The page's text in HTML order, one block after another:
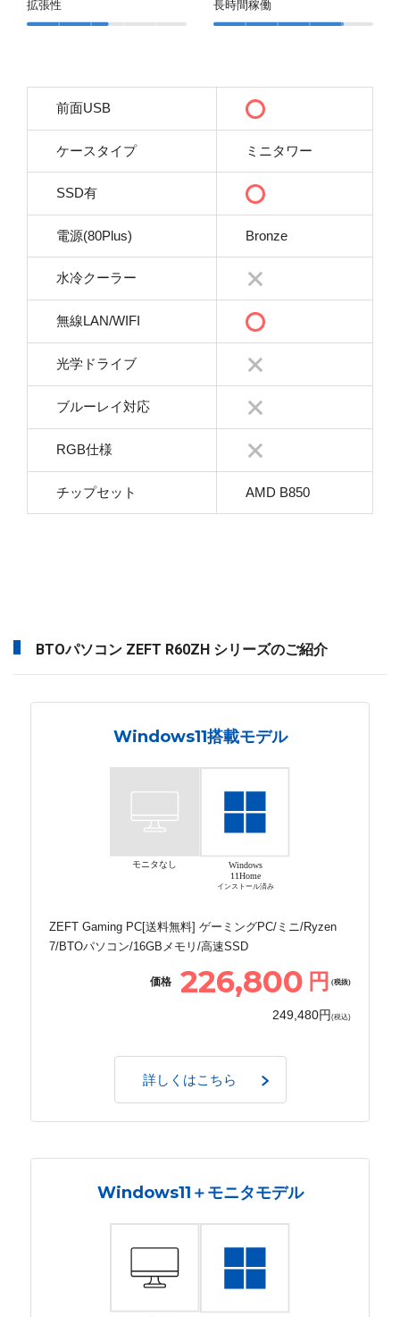
拡張性 長時間稼働
前面USB
ケースタイプ ミニタワー
SSD有
電源(80Plus) Bronze
水冷クーラー
無線LAN/WIFI
光学ドライブ
ブルーレイ対応
RGB仕様
チップセット AMD B850
BTOパソコン ZEFT R60ZH シリーズのご紹介
Windows11搭載モデル
モニタなし
Windows
11Home
インストール済み
ZEFT Gaming PC[送料無料] ゲーミングPC/ミニ/Ryzen
7/BTOパソコン/16GBメモリ/高速SSD
価格 226,800 円 (税抜)
249,480円 (税込)
詳しくはこちら
Windows11＋モニタモデル